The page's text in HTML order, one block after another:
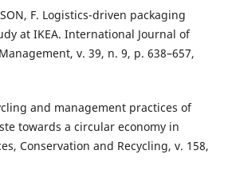
F. Logistics-driven packaging
at IKEA. International Journal of
v. 39, n. 9, p. 638–657,
and management practices of
towards a circular economy in
Conservation and Recycling, v. 158,